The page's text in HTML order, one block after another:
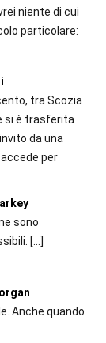
niente di cui
particolare:
tra Scozia
si è trasferita
da una
per
sono
[…]
Anche quando